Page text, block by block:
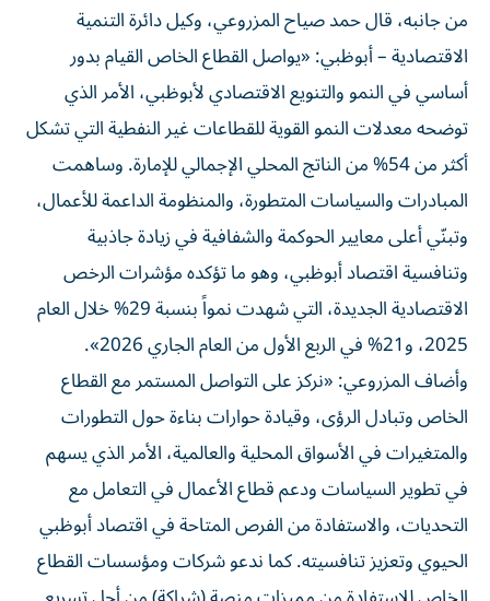
من جانبه، قال حمد صياح المزروعي، وكيل دائرة التنمية
الاقتصادية – أبوظبي: «يواصل القطاع الخاص القيام بدور
أساسي في النمو والتنويع الاقتصادي لأبوظبي، الأمر الذي
توضحه معدلات النمو القوية للقطاعات غير النفطية التي تشكل
أكثر من 54% من الناتج المحلي الإجمالي للإمارة. وساهمت
المبادرات والسياسات المتطورة، والمنظومة الداعمة للأعمال،
وتبنّي أعلى معايير الحوكمة والشفافية في زيادة جاذبية
وتنافسية اقتصاد أبوظبي، وهو ما تؤكده مؤشرات الرخص
الاقتصادية الجديدة، التي شهدت نمواً بنسبة 29% خلال العام
2025، و21% في الربع الأول من العام الجاري 2026».
وأضاف المزروعي: «نركز على التواصل المستمر مع القطاع
الخاص وتبادل الرؤى، وقيادة حوارات بناءة حول التطورات
والمتغيرات في الأسواق المحلية والعالمية، الأمر الذي يسهم
في تطوير السياسات ودعم قطاع الأعمال في التعامل مع
التحديات، والاستفادة من الفرص المتاحة في اقتصاد أبوظبي
الحيوي وتعزيز تنافسيته. كما ندعو شركات ومؤسسات القطاع